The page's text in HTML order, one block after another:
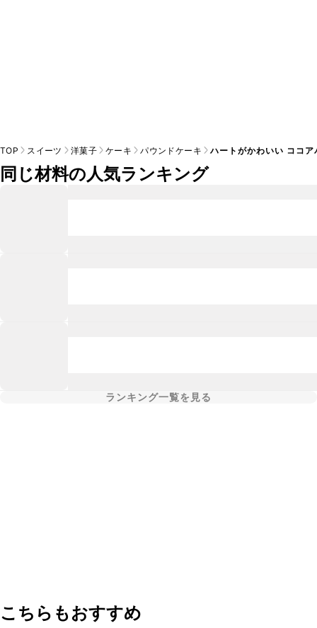
TOP スイーツ 洋菓子 ケーキ パウンドケーキ ハートがかわいい ココ
同じ材料の人気ランキング
ランキング一覧を見る
こちらもおすすめ